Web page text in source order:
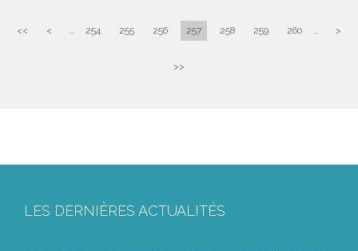
<< < ... 254 255 256 257 258 259 260 ... >
>>
LES DERNIÈRES ACTUALITÉS